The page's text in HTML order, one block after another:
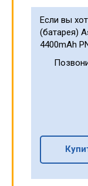
Если вы
(батарея)
4400mAh